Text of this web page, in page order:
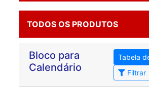
TODOS OS PRODUTOS
Bloco para
Calendário
Tabela
Filtrar